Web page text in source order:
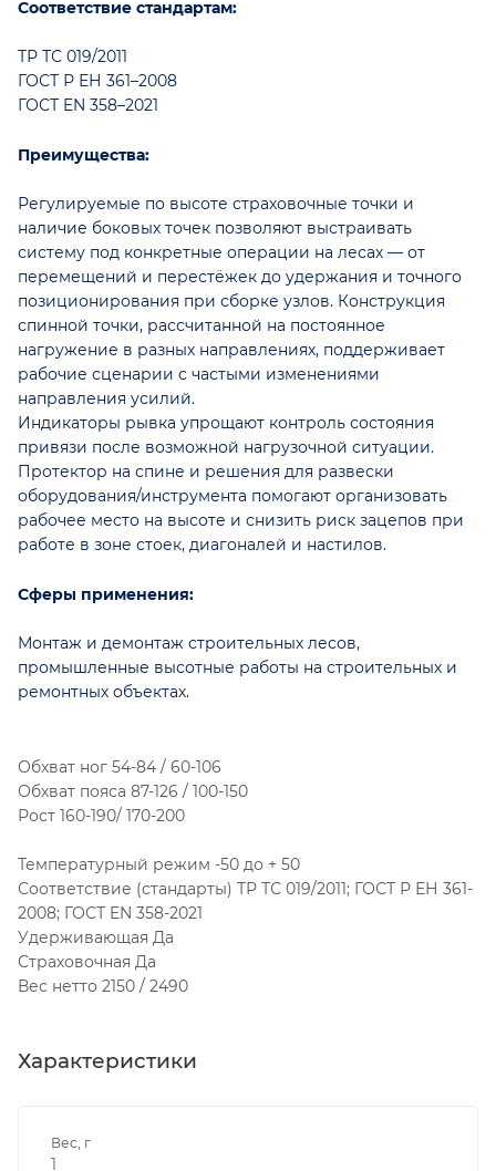
Соответствие стандартам:
ТР ТС 019/2011
ГОСТ Р ЕН 361–2008
ГОСТ EN 358–2021
Преимущества:
Регулируемые по высоте страховочные точки и
наличие боковых точек позволяют выстраивать
систему под конкретные операции на лесах — от
перемещений и перестёжек до удержания и точного
позиционирования при сборке узлов. Конструкция
спинной точки, рассчитанной на постоянное
нагружение в разных направлениях, поддерживает
рабочие сценарии с частыми изменениями
направления усилий.
Индикаторы рывка упрощают контроль состояния
привязи после возможной нагрузочной ситуации.
Протектор на спине и решения для развески
оборудования/инструмента помогают организовать
рабочее место на высоте и снизить риск зацепов при
работе в зоне стоек, диагоналей и настилов.
Сферы применения:
Монтаж и демонтаж строительных лесов,
промышленные высотные работы на строительных и
ремонтных объектах.
Обхват ног 54-84 / 60-106
Обхват пояса 87-126 / 100-150
Рост 160-190/ 170-200
Температурный режим -50 до + 50
Соответствие (стандарты) ТР ТС 019/2011; ГОСТ Р ЕН 361-
2008; ГОСТ EN 358-2021
Удерживающая Да
Страховочная Да
Вес нетто 2150 / 2490
Характеристики
Вес, г
1